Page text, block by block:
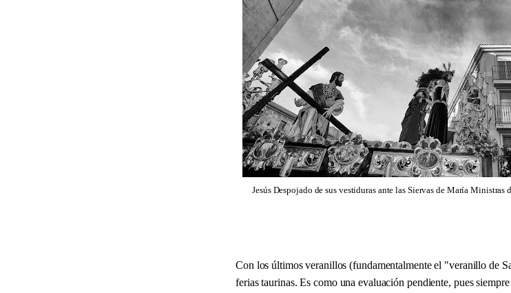
Jesús Despojado de sus vestiduras ante las Siervas de María
Con los últimos veranillos (fundamentalmente el "veranillo de
ferias taurinas. Es como una evaluación pendiente, pues